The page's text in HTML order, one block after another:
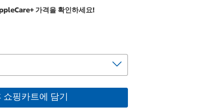
가격을 확인하세요!
쇼핑카트에 담기